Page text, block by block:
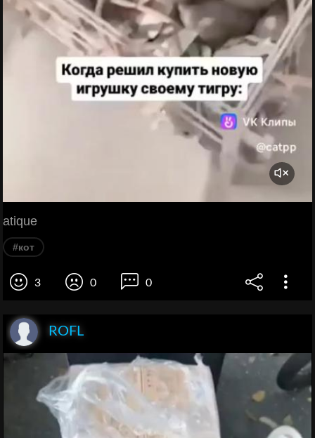
atique
#кот
3 0 0
ROFL